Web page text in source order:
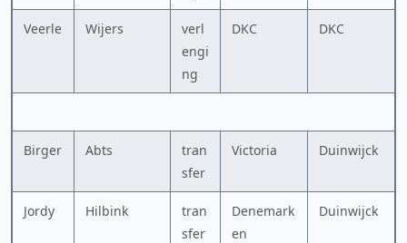
Veerle Wijers
verl
engi
ng
DKC DKC
Birger Abts
tran
sfer
Victoria Duinwijck
Jordy Hilbink
tran
sfer
Denemark
en
Duinwijck